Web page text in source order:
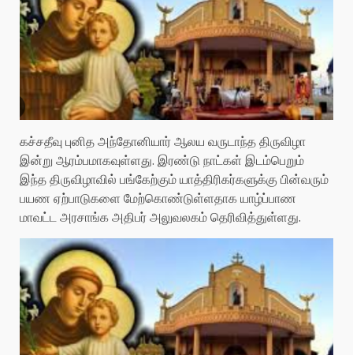
கச்சதீவு புனித அந்தோனியார் ஆலய வருடாந்த திருவிழா
இன்று ஆரம்பமாகவுள்ளது. இரண்டு நாட்கள் இடம்பெறும்
இந்த திருவிழாவில் பங்கேற்கும் யாத்திரிகர்களுக்கு பின்வரும்
பயண ஏற்பாடுகளை மேற்கொண்டுள்ளதாக யாழ்ப்பாண
மாவட்ட அரசாங்க அதிபர் அலுவலகம் தெரிவித்துள்ளது.